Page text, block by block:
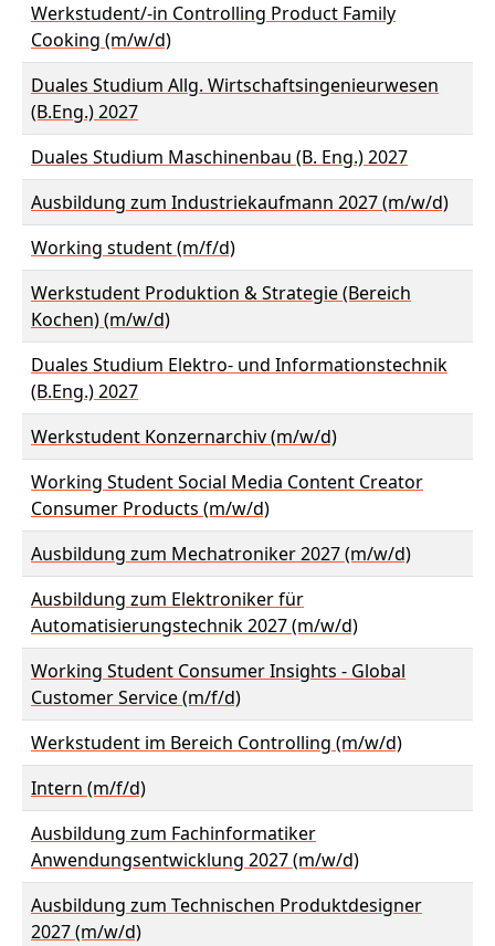
Werkstudent/-in Controlling Product Family
Cooking (m/w/d)
Duales Studium Allg. Wirtschaftsingenieurwesen
(B.Eng.) 2027
Duales Studium Maschinenbau (B. Eng.) 2027
Ausbildung zum Industriekaufmann 2027 (m/w/d)
Working student (m/f/d)
Werkstudent Produktion & Strategie (Bereich
Kochen) (m/w/d)
Duales Studium Elektro- und Informationstechnik
(B.Eng.) 2027
Werkstudent Konzernarchiv (m/w/d)
Working Student Social Media Content Creator
Consumer Products (m/w/d)
Ausbildung zum Mechatroniker 2027 (m/w/d)
Ausbildung zum Elektroniker für
Automatisierungstechnik 2027 (m/w/d)
Working Student Consumer Insights - Global
Customer Service (m/f/d)
Werkstudent im Bereich Controlling (m/w/d)
Intern (m/f/d)
Ausbildung zum Fachinformatiker
Anwendungsentwicklung 2027 (m/w/d)
Ausbildung zum Technischen Produktdesigner
2027 (m/w/d)